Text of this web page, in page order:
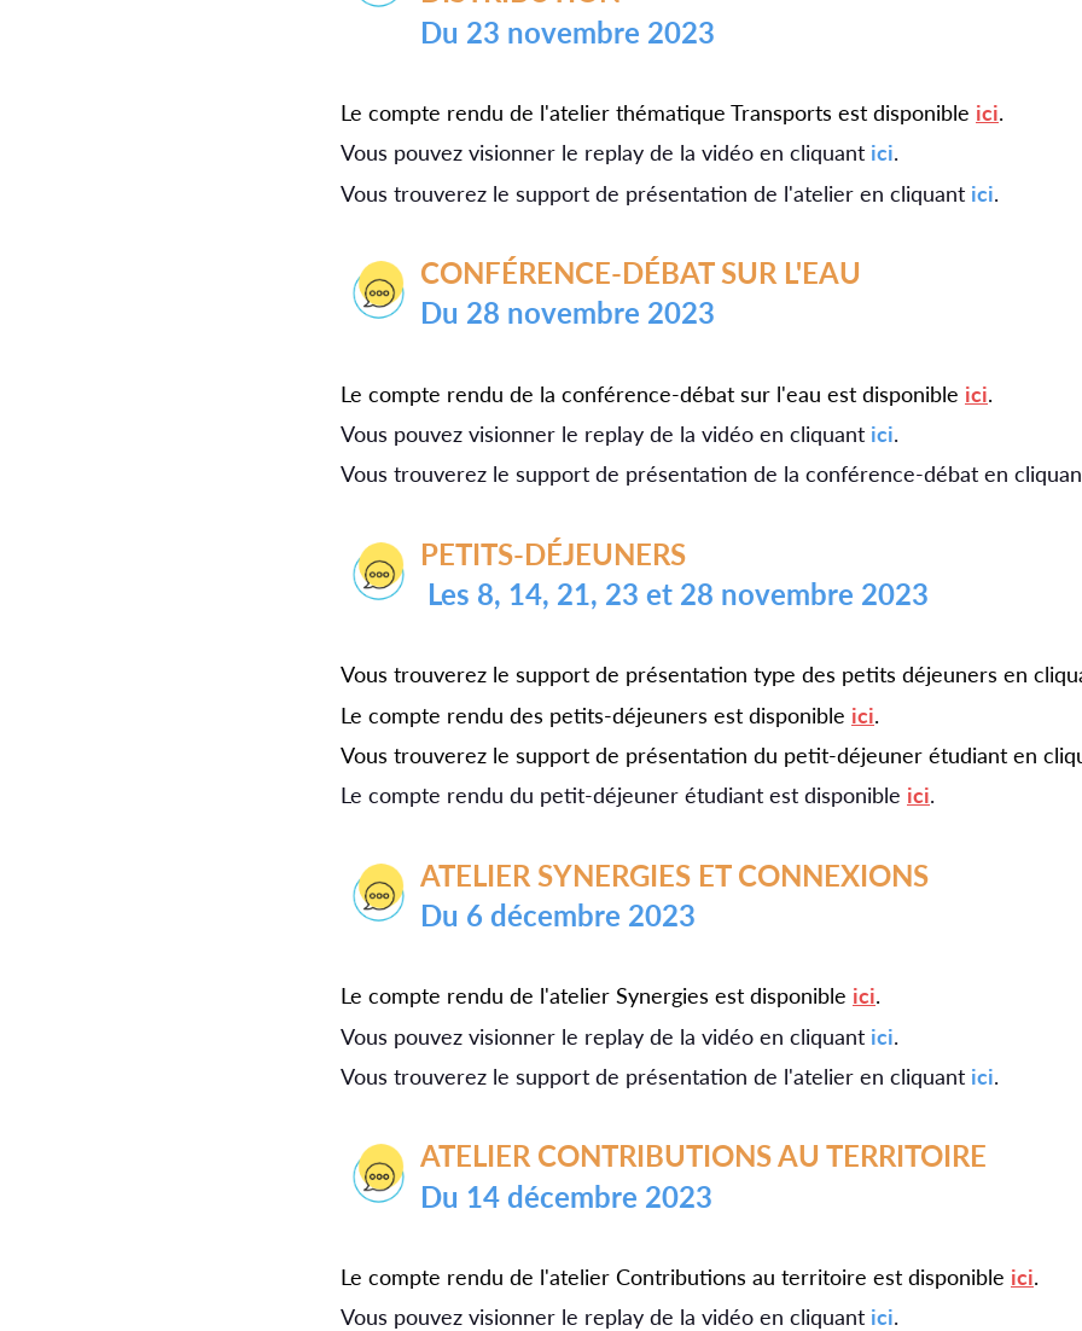
du 23 novembre 2023
Le compte rendu de l'atelier thématique Transports est disponible ici.
Vous pouvez visionner le replay de la vidéo en cliquant ici.
Vous trouverez le support de présentation de l'atelier en cliquant ici.
CONFÉRENCE-DÉBAT SUR L'EAU
du 28 novembre 2023
Le compte rendu de la conférence-débat sur l'eau est disponible ici.
Vous pouvez visionner le replay de la vidéo en cliquant ici.
Vous trouverez le support de présentation de la conférence-débat en
PETITS-DÉJEUNERS
Les 8, 14, 21, 23 et 28 novembre 2023
Vous trouverez le support de présentation type des petits déjeuners en
Le compte rendu des petits-déjeuners est disponible ici.
Vous trouverez le support de présentation du petit-déjeuner étudiant en
Le compte rendu du petit-déjeuner étudiant est disponible ici.
ATELIER SYNERGIES ET CONNEXIONS
du 6 décembre 2023
Le compte rendu de l'atelier Synergies est disponible ici.
Vous pouvez visionner le replay de la vidéo en cliquant ici.
Vous trouverez le support de présentation de l'atelier en cliquant ici.
ATELIER CONTRIBUTIONS AU TERRITOIRE
du 14 décembre 2023
Le compte rendu de l'atelier Contributions au territoire est disponible ici.
Vous pouvez visionner le replay de la vidéo en cliquant ici.